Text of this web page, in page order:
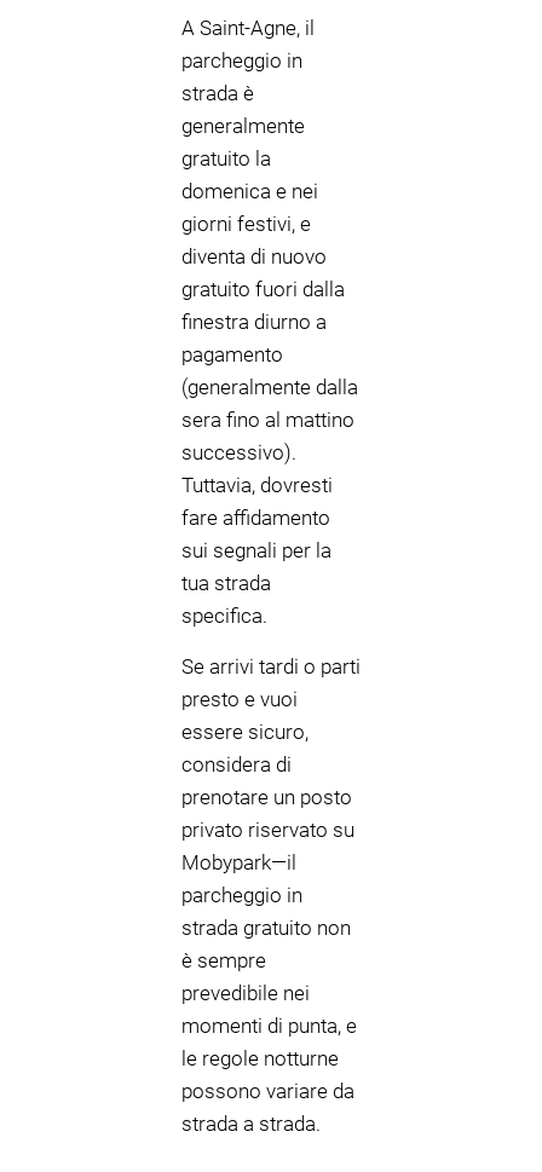
A Saint-Agne, il
parcheggio in
strada è
generalmente
gratuito la
domenica e nei
giorni festivi, e
diventa di nuovo
gratuito fuori dalla
finestra diurno a
pagamento
(generalmente dalla
sera fino al mattino
successivo).
Tuttavia, dovresti
fare affidamento
sui segnali per la
tua strada
specifica.
Se arrivi tardi o parti
presto e vuoi
essere sicuro,
considera di
prenotare un posto
privato riservato su
Mobypark—il
parcheggio in
strada gratuito non
è sempre
prevedibile nei
momenti di punta, e
le regole notturne
possono variare da
strada a strada.